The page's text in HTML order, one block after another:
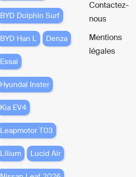
BYD Dolphin Surf
BYD Han L Denza
Essai
Hyundai Inster
Kia EV4
Leapmotor T03
Lilium Lucid Air
Contactez-
nous
Mentions
légales